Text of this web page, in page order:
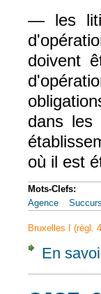
— les
doivent
dans les
où il est
Mots-Clefs:
Agence
Bruxelles I (règl.
En